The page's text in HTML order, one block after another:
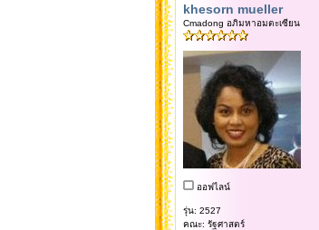
khesorn mueller
Cmadong อภิมหาอมตะเซียน
ออฟไลน์
รุ่น: 2527
คณะ: รัฐศาสตร์